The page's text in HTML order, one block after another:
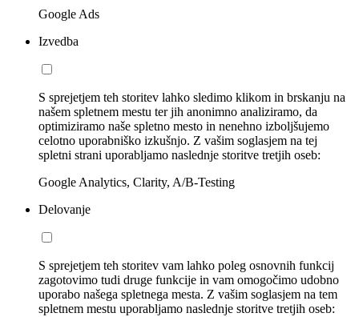
Google Ads
Izvedba
S sprejetjem teh storitev lahko sledimo klikom in brskanju na
našem spletnem mestu ter jih anonimno analiziramo, da
optimiziramo naše spletno mesto in nenehno izboljšujemo
celotno uporabniško izkušnjo. Z vašim soglasjem na tej
spletni strani uporabljamo naslednje storitve tretjih oseb:
Google Analytics, Clarity, A/B-Testing
Delovanje
S sprejetjem teh storitev vam lahko poleg osnovnih funkcij
zagotovimo tudi druge funkcije in vam omogočimo udobno
uporabo našega spletnega mesta. Z vašim soglasjem na tem
spletnem mestu uporabljamo naslednje storitve tretjih oseb: